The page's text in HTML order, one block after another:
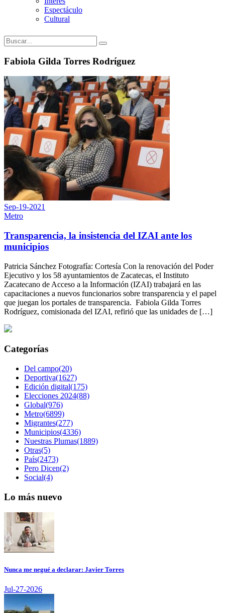
Espectáculo
Cultural
Fabiola Gilda Torres Rodríguez
Sep-19-2021
Metro
Transparencia, la insistencia del IZAI ante los
municipios
Patricia Sánchez Fotografía: Cortesía Con la renovación del Poder
Ejecutivo y los 58 ayuntamientos de Zacatecas, el Instituto
Zacatecano de Acceso a la Información (IZAI) trabajará en las
capacitaciones a nuevos funcionarios sobre transparencia y el papel
que juegan los portales de transparencia. Fabiola Gilda Torres
Rodríguez, comisionada del IZAI, refirió que las unidades de […]
Categorías
Del campo(20)
Deportiva(1627)
Edición digital(175)
Elecciones 2024(88)
Global(976)
Metro(6899)
Migrantes(277)
Municipios(4336)
Nuestras Plumas(1889)
Otras(5)
País(2473)
Pero Dicen(2)
Social(4)
Lo más nuevo
Nunca me negué a declarar: Javier Torres
Jul-27-2026